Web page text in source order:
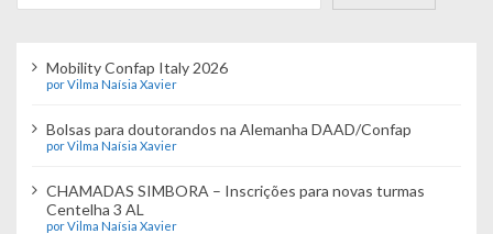
Mobility Confap Italy 2026
por Vilma Naísia Xavier
Bolsas para doutorandos na Alemanha DAAD/Confap
por Vilma Naísia Xavier
CHAMADAS SIMBORA – Inscrições para novas turmas
Centelha 3 AL
por Vilma Naísia Xavier